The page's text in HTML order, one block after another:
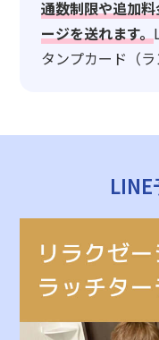
通数制限や追加
ージを送れます。
タンプカード（ラ